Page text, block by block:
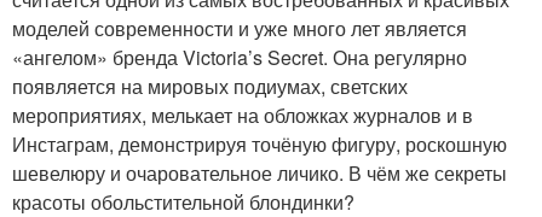
моделей современности и уже много лет является
«ангелом» бренда Victoria’s Secret. Она регулярно
появляется на мировых подиумах, светских
мероприятиях, мелькает на обложках журналов и в
Инстаграм, демонстрируя точёную фигуру, роскошную
шевелюру и очаровательное личико. В чём же секреты
красоты обольстительной блондинки?